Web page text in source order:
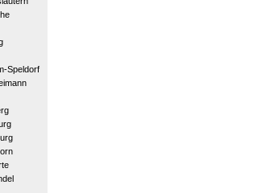
Speldorf